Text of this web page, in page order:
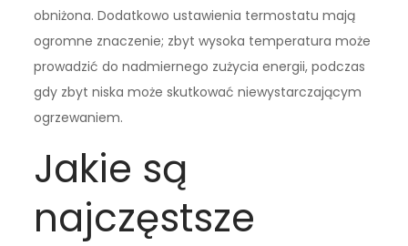
obniżona. Dodatkowo ustawienia termostatu mają
ogromne znaczenie; zbyt wysoka temperatura może
prowadzić do nadmiernego zużycia energii, podczas
gdy zbyt niska może skutkować niewystarczającym
ogrzewaniem.
Jakie są
najczęstsze